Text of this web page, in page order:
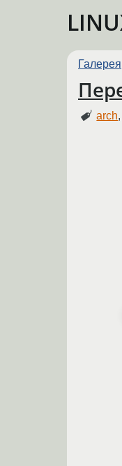
Галерея
arch